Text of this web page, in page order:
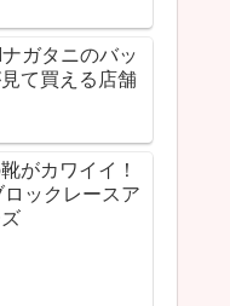
ガタニのバッ
て買える店舗
がカワイイ！
ックレースア